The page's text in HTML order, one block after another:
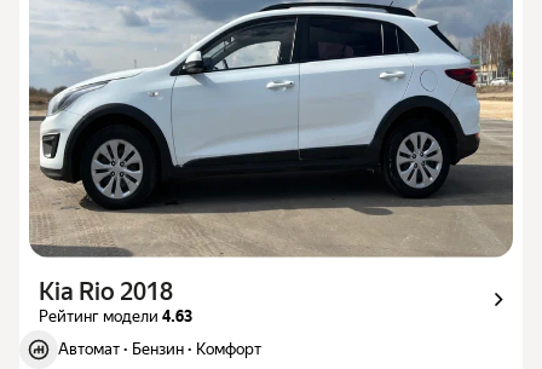
Kia Rio 2018
Рейтинг модели 4.63
Автомат · Бензин · Комфорт